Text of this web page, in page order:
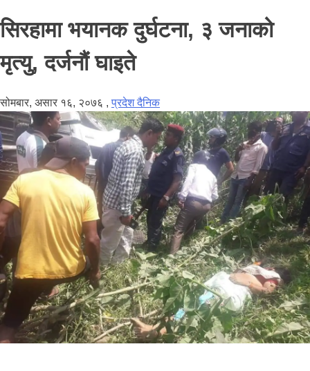
सिरहामा भयानक दुर्घटना, ३ जनाको
मृत्यु, दर्जनौं घाइते
सोमबार, असार १६, २०७६ ,प्रदेश दैनिक